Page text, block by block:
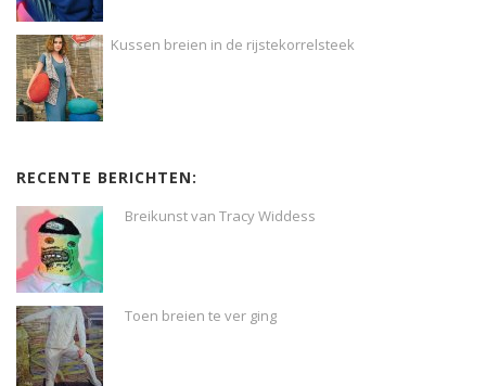
Kussen breien in de rijstekorrelsteek
RECENTE BERICHTEN:
Breikunst van Tracy Widdess
Toen breien te ver ging